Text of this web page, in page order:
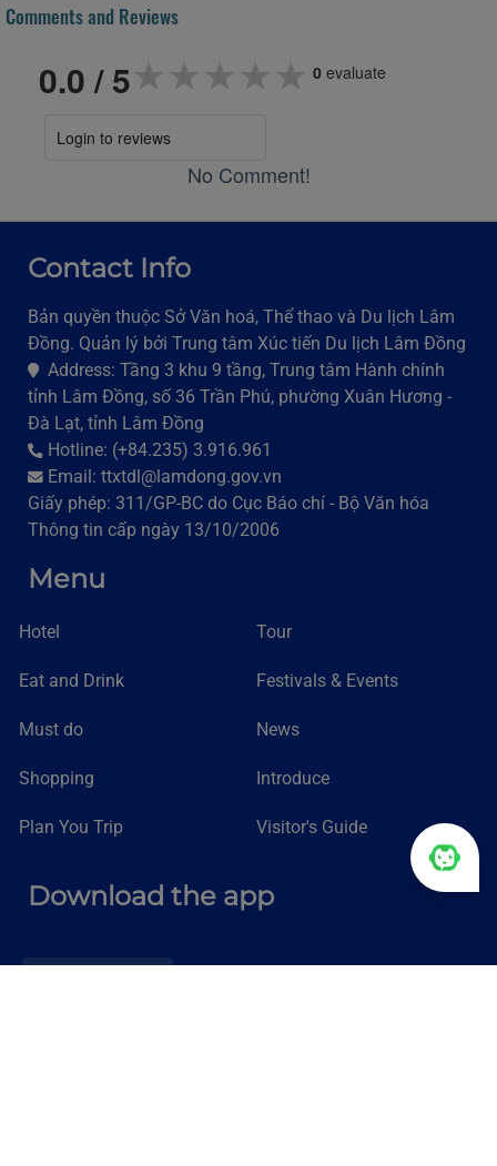
Comments and Reviews
0.0 / 5★★★★★
★★★★★
★★★★★ 0 evaluate
Login to reviews
No Comment!
Contact Info
Bản quyền thuộc Sở Văn hoá, Thể thao và Du lịch Lâm
Đồng. Quản lý bởi Trung tâm Xúc tiến Du lịch Lâm Đồng
Address: Tầng 3 khu 9 tầng, Trung tâm Hành chính
tỉnh Lâm Đồng, số 36 Trần Phú, phường Xuân Hương -
Đà Lạt, tỉnh Lâm Đồng
Hotline: (+84.235) 3.916.961
Email: ttxtdl@lamdong.gov.vn
Giấy phép: 311/GP-BC do Cục Báo chí - Bộ Văn hóa
Thông tin cấp ngày 13/10/2006
Menu
Hotel
Eat and Drink
Must do
Shopping
Plan You Trip
Tour
Festivals & Events
News
Introduce
Visitor's Guide
Download the app